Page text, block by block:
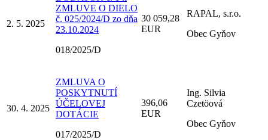
2. 5. 2025
ZMLUVE O DIELO
č. 025/2024/D zo dňa
23.10.2024
018/2025/D
30 059,28
EUR
RAPAL, s.r.o.
Obec Gyňov
30. 4. 2025
ZMLUVA O
POSKYTNUTÍ
ÚČELOVEJ
DOTÁCIE
017/2025/D
396,06
EUR
Ing. Silvia
Czetöová
Obec Gyňov